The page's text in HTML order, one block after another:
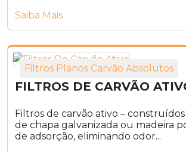
Saiba Mais
Filtros Planos Carvão Absolutos
FILTROS DE CARVÃO
Filtros de carvão ativo –
de chapa galvanizada ou madeira
de adsorção, eliminando odor...